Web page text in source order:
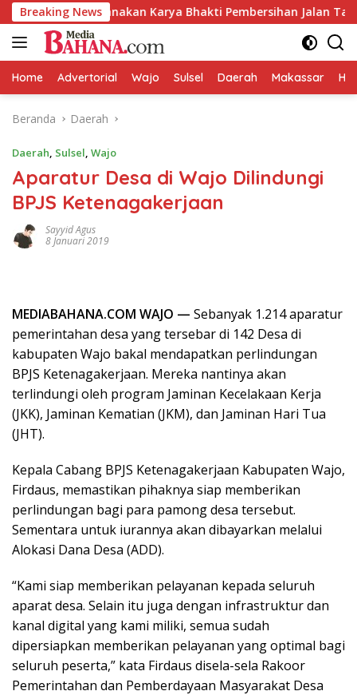
Langsung
ke
konten
Breaking News
Laksanakan Karya Bhakti Pembersihan Jalan Tani dan
Home Advertorial Wajo Sulsel Daerah Makassar
Beranda Daerah
Daerah, Sulsel, Wajo
Aparatur Desa di Wajo Dilindungi
BPJS Ketenagakerjaan
Sayyid Agus
8 Januari 2019
MEDIABAHANA.COM WAJO — Sebanyak 1.214 aparatur
pemerintahan desa yang tersebar di 142 Desa di
kabupaten Wajo bakal mendapatkan perlindungan
BPJS Ketenagakerjaan. Mereka nantinya akan
terlindungi oleh program Jaminan Kecelakaan Kerja
(JKK), Jaminan Kematian (JKM), dan Jaminan Hari Tua
(JHT).
Kepala Cabang BPJS Ketenagakerjaan Kabupaten Wajo,
Firdaus, memastikan pihaknya siap memberikan
perlindungan bagi para pamong desa tersebut.
Sementara untuk iurannya akan dibayarkan melalui
Alokasi Dana Desa (ADD).
“Kami siap memberikan pelayanan kepada seluruh
aparat desa. Selain itu juga dengan infrastruktur dan
kanal digital yang kami miliki, semua sudah
dipersiapkan memberikan pelayanan yang optimal bagi
seluruh peserta,” kata Firdaus disela-sela Rakoor
Pemerintahan dan Pemberdayaan Masyarakat Desa